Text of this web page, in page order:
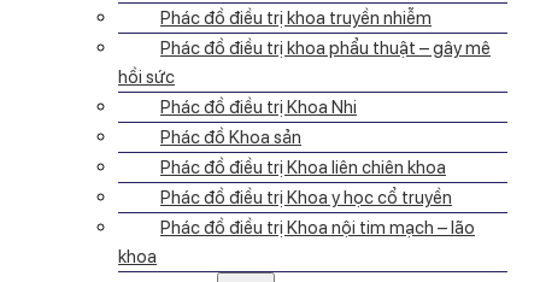
Phác đồ điều trị khoa truyền nhiễm
Phác đồ điều trị khoa phẩu thuật – gây mê
hồi sức
Phác đồ điều trị Khoa Nhi
Phác đồ Khoa sản
Phác đồ điều trị Khoa liên chiên khoa
Phác đồ điều trị Khoa y học cổ truyền
Phác đồ điều trị Khoa nội tim mạch – lão
khoa